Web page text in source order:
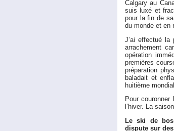
Calgary au
suis luxé et
pour la fin de
du monde et en
J’ai effectué la
arrachement
opération
premières
préparation
baladait et
huitième
Pour
l’hiver. La
Le ski de
dispute sur